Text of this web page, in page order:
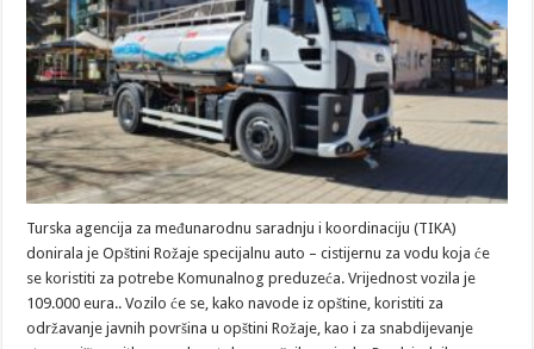
Turska agencija za međunarodnu saradnju i koordinaciju (TIKA)
donirala je Opštini Rožaje specijalnu auto – cistijernu za vodu koja će
se koristiti za potrebe Komunalnog preduzeća. Vrijednost vozila je
109.000 eura.. Vozilo će se, kako navode iz opštine, koristiti za
održavanje javnih površina u opštini Rožaje, kao i za snabdijevanje